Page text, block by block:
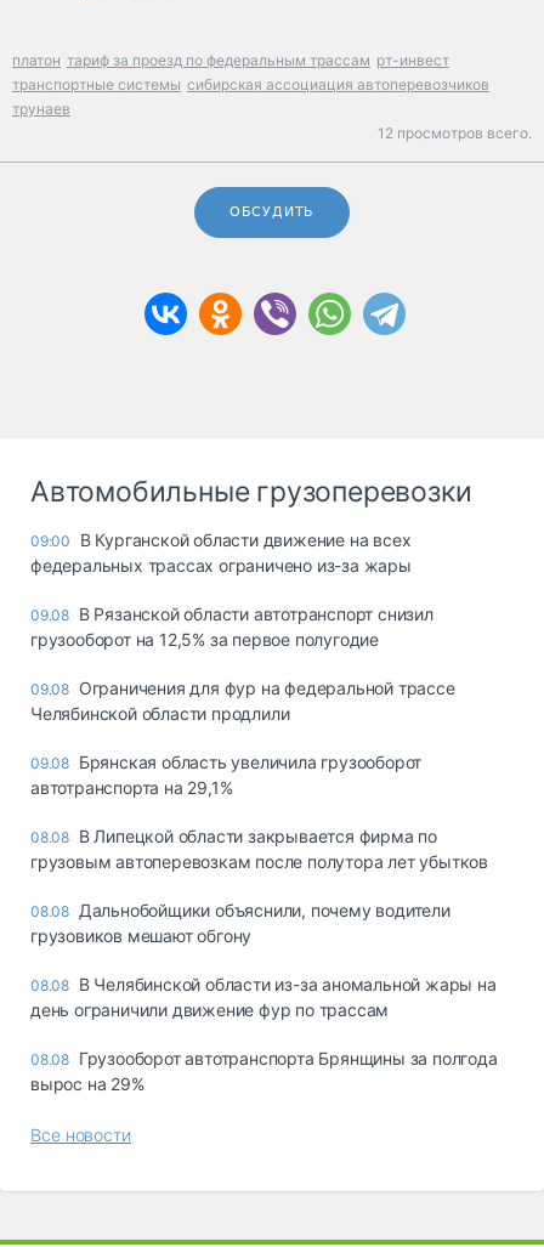
платон тариф за проезд по федеральным трассам рт-инвест
транспортные системы сибирская ассоциация автоперевозчиков
трунаев
12 просмотров всего.
ОБСУДИТЬ
Автомобильные грузоперевозки
09:00
В Курганской области движение на всех
федеральных трассах ограничено из-за жары
09.08 В Рязанской области автотранспорт снизил
грузооборот на 12,5% за первое полугодие
09.08 Ограничения для фур на федеральной трассе
Челябинской области продлили
09.08 Брянская область увеличила грузооборот
автотранспорта на 29,1%
08.08 В Липецкой области закрывается фирма по
грузовым автоперевозкам после полутора лет убытков
08.08 Дальнобойщики объяснили, почему водители
грузовиков мешают обгону
08.08 В Челябинской области из-за аномальной жары на
день ограничили движение фур по трассам
08.08 Грузооборот автотранспорта Брянщины за полгода
вырос на 29%
Все новости